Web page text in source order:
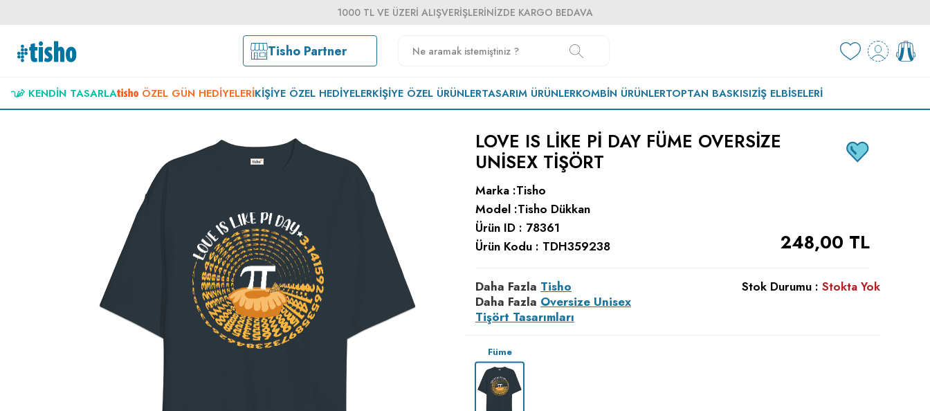
1000 TL VE ÜZERI ALIŞVERIŞLERINIZDE KARGO BEDAVA
Tisho Partner
KENDIN TASARLA ÖZEL GÜN HEDIYELERIKIŞIYE ÖZEL HEDIYELERKIŞIYE ÖZEL ÜRÜNLERTASARIM ÜRÜNLERKOMBIN ÜRÜNLERTOPTAN BASKISIZİŞ ELBISELERI
LOVE IS LIKE PI DAY FÜME OVERSIZE
UNISEX TIŞÖRT
Marka :Tisho
Model :Tisho Dükkan
Ürün ID : 78361
Ürün Kodu : TDH359238 248,00 TL
Daha Fazla Tisho
Daha Fazla Oversize Unisex
Tişört Tasarımları
Stok Durumu : Stokta Yok
Füme